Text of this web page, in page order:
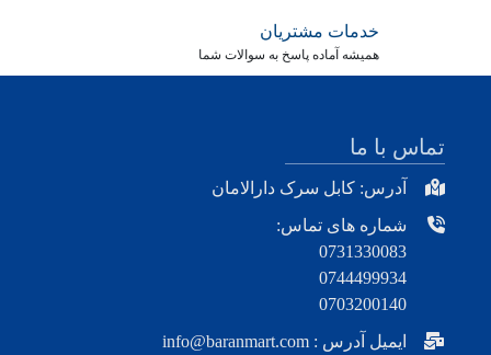
خدمات مشتریان
همیشه آماده پاسخ به سوالات شما
تماس با ما
آدرس: کابل سرک دارالامان
شماره های تماس:
0731330083
0744499934
0703200140
ایمیل آدرس : info@baranmart.com